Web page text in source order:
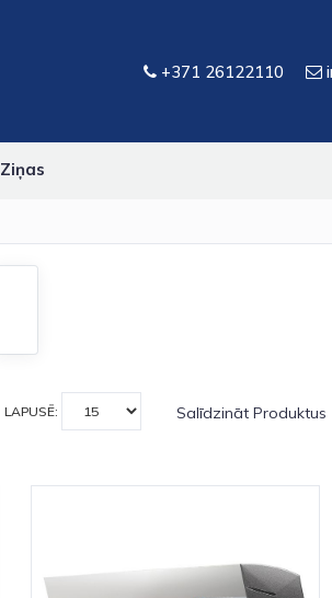
+371 26122110
Ziņas
LAPUSĒ: Salīdzināt Produktus